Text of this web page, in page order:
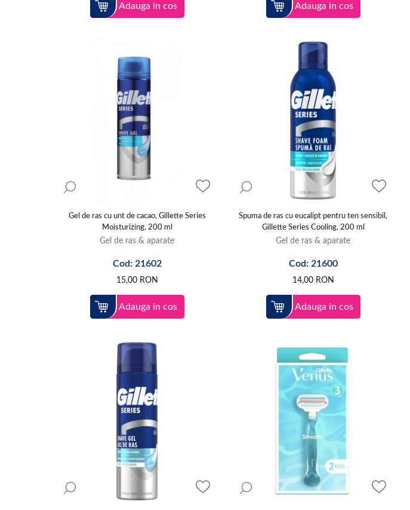
Adauga in cos Adauga in cos
Gel de ras cu unt de cacao, Gillette Series
Moisturizing, 200 ml
Gel de ras & aparate
Cod: 21602
15,00 RON
Adauga in cos
Spuma de ras cu eucalipt pentru ten sensibil,
Gillette Series Cooling, 200 ml
Gel de ras & aparate
Cod: 21600
14,00 RON
Adauga in cos